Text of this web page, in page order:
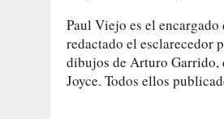
Paul Viejo es el
redactado el esclarecedor
dibujos de Arturo Garrido,
Joyce. Todos ellos